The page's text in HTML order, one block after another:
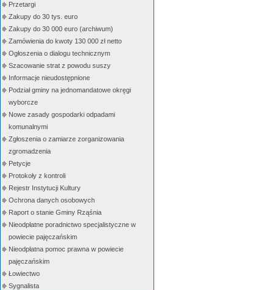
Przetargi
Zakupy do 30 tys. euro
Zakupy do 30 000 euro (archiwum)
Zamówienia do kwoty 130 000 zł netto
Ogłoszenia o dialogu technicznym
Szacowanie strat z powodu suszy
Informacje nieudostępnione
Podział gminy na jednomandatowe okręgi
wyborcze
Nowe zasady gospodarki odpadami
komunalnymi
Zgłoszenia o zamiarze zorganizowania
zgromadzenia
Petycje
Protokoły z kontroli
Rejestr Instytucji Kultury
Ochrona danych osobowych
Raport o stanie Gminy Rząśnia
Nieodpłatne poradnictwo specjalistyczne w
powiecie pajęczańskim
Nieodpłatna pomoc prawna w powiecie
pajęczańskim
Łowiectwo
Sygnalista